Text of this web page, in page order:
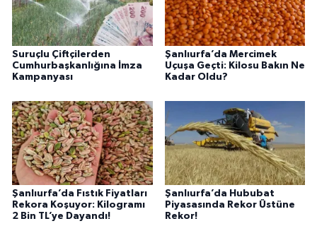
Suruçlu Çiftçilerden
Cumhurbaşkanlığına İmza
Kampanyası
Şanlıurfa’da Mercimek
Uçuşa Geçti: Kilosu Bakın Ne
Kadar Oldu?
Şanlıurfa’da Fıstık Fiyatları
Rekora Koşuyor: Kilogramı
2 Bin TL’ye Dayandı!
Şanlıurfa’da Hububat
Piyasasında Rekor Üstüne
Rekor!